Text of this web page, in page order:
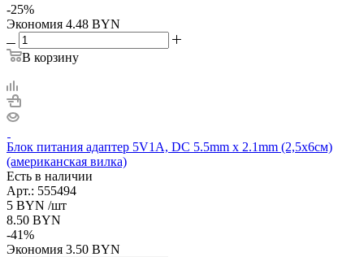
-25%
Экономия 4.48 BYN
В корзину
Блок питания адаптер 5V1A, DC 5.5mm x 2.1mm (2,5х6см)
(американская вилка)
Есть в наличии
Арт.: 555494
5 BYN /шт
8.50 BYN
-41%
Экономия 3.50 BYN